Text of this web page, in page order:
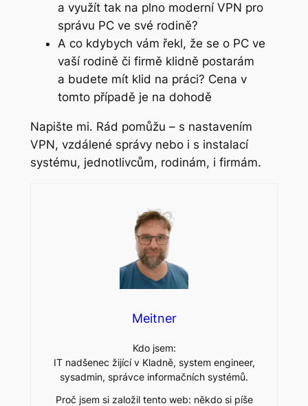
a využít tak na plno moderní VPN pro
správu PC ve své rodině?
A co kdybych vám řekl, že se o PC ve
vaší rodině či firmě klidně postarám
a budete mít klid na práci? Cena v
tomto případě je na dohodě
Napište mi. Rád pomůžu – s nastavením
VPN, vzdálené správy nebo i s instalací
systému, jednotlivcům, rodinám, i firmám.
Meitner
Kdo jsem:
IT nadšenec žijící v Kladně, system engineer,
sysadmin, správce informačních systémů.
Proč jsem si založil tento web: někdo si píše